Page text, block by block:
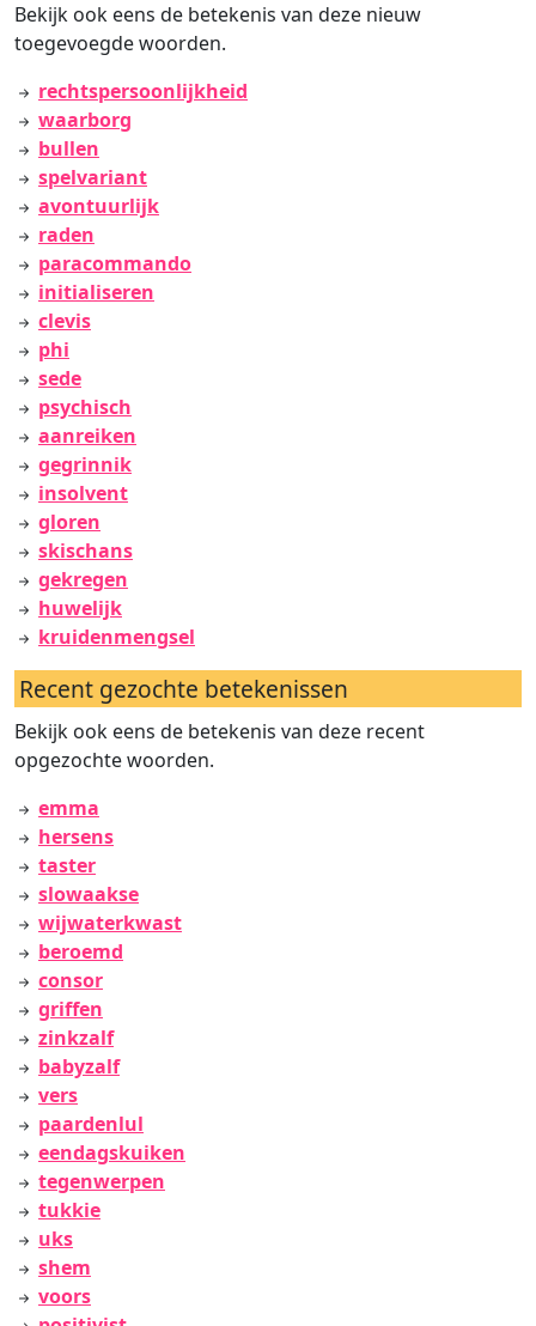
Bekijk ook eens de betekenis van deze nieuw
toegevoegde woorden.
rechtspersoonlijkheid
waarborg
bullen
spelvariant
avontuurlijk
raden
paracommando
initialiseren
clevis
phi
sede
psychisch
aanreiken
gegrinnik
insolvent
gloren
skischans
gekregen
huwelijk
kruidenmengsel
Recent gezochte betekenissen
Bekijk ook eens de betekenis van deze recent
opgezochte woorden.
emma
hersens
taster
slowaakse
wijwaterkwast
beroemd
consor
griffen
zinkzalf
babyzalf
vers
paardenlul
eendagskuiken
tegenwerpen
tukkie
uks
shem
voors